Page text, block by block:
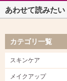
あわせて読みたい
カテゴリ一覧
スキンケア
メイクアップ